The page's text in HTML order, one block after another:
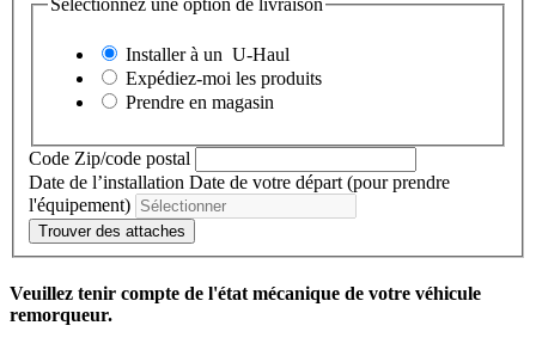
Sélectionnez une option de livraison
Installer à un U-Haul
Expédiez-moi les produits
Prendre en magasin
Code Zip/code postal
Date de l’installation Date de votre départ (pour prendre
l'équipement)
Trouver des attaches
Veuillez tenir compte de l'état mécanique de votre véhicule
remorqueur.